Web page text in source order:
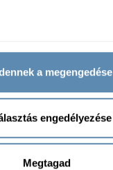
a megengedése
engedélyezése
Megtagad